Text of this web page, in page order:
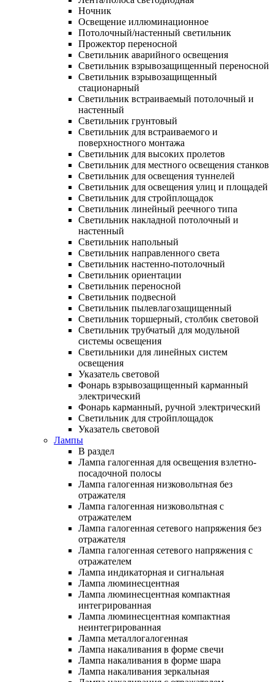
Ночник
Освещение иллюминационное
Потолочный/настенный светильник
Прожектор переносной
Светильник аварийного освещения
Светильник взрывозащищенный переносной
Светильник взрывозащищенный
стационарный
Светильник встраиваемый потолочный и
настенный
Светильник грунтовый
Светильник для встраиваемого и
поверхностного монтажа
Светильник для высоких пролетов
Светильник для местного освещения станков
Светильник для освещения туннелей
Светильник для освещения улиц и площадей
Светильник для стройплощадок
Светильник линейный реечного типа
Светильник накладной потолочный и
настенный
Светильник напольный
Светильник направленного света
Светильник настенно-потолочный
Светильник ориентации
Светильник переносной
Светильник подвесной
Светильник пылевлагозащищенный
Светильник торшерный, столбик световой
Светильник трубчатый для модульной
системы освещения
Светильники для линейных систем
освещения
Указатель световой
Фонарь взрывозащищенный карманный
электрический
Фонарь карманный, ручной электрический
Светильник для стройплощадок
Указатель световой
Лампы
В раздел
Лампа галогенная для освещения взлетно-
посадочной полосы
Лампа галогенная низковольтная без
отражателя
Лампа галогенная низковольтная с
отражателем
Лампа галогенная сетевого напряжения без
отражателя
Лампа галогенная сетевого напряжения с
отражателем
Лампа индикаторная и сигнальная
Лампа люминесцентная
Лампа люминесцентная компактная
интегрированная
Лампа люминесцентная компактная
неинтегрированная
Лампа металлогалогенная
Лампа накаливания в форме свечи
Лампа накаливания в форме шара
Лампа накаливания зеркальная